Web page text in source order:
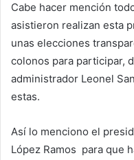
Cabe hacer mención
asistieron realizan esta
unas elecciones
colonos para participar,
administrador Leonel
estas.
Así lo menciono el
López Ramos para que